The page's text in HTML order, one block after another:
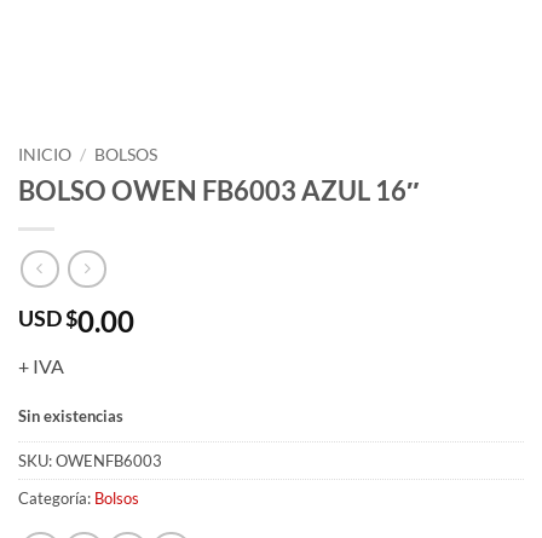
INICIO / BOLSOS
BOLSO OWEN FB6003 AZUL 16″
USD $0.00
+ IVA
Sin existencias
SKU:OWENFB6003
Categoría: Bolsos